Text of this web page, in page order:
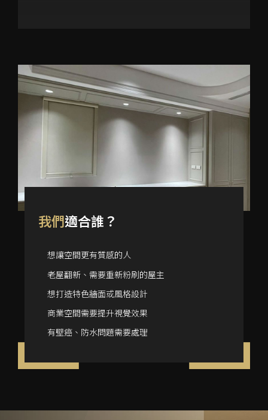
我們適合誰？
想讓空間更有質感的人
老屋翻新、需要重新粉刷的屋主
想打造特色牆面或風格設計
商業空間需要提升視覺效果
有壁癌、防水問題需要處理